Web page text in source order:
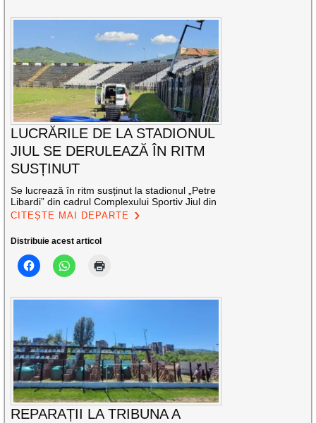
LUCRĂRILE DE LA STADIONUL
JIUL SE DERULEAZĂ ÎN RITM
SUSȚINUT
Se lucrează în ritm susținut la stadionul „Petre
Libardi” din cadrul Complexului Sportiv Jiul din
CITEȘTE MAI DEPARTE
Distribuie acest articol
REPARAȚII LA TRIBUNA A